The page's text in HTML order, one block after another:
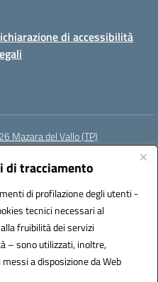
di tracciamento
di profilazione degli utenti -
tecnici necessari al
fruibilità dei servizi
– sono utilizzati, inoltre,
a disposizione da Web
di accessibilità
Mazara del Vallo (TP)
(IPA): icggp